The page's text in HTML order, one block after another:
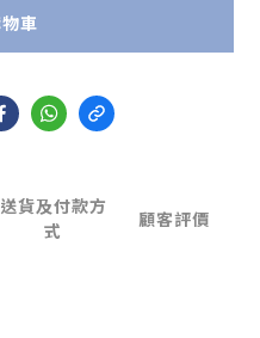
車
送貨及付款方
式
顧客評價